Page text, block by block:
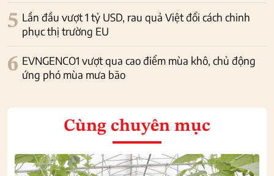
5 Lần đầu vượt 1 tỷ USD, rau quả Việt đổi cách chinh
phục thị trường EU
6 EVNGENCO1 vượt qua cao điểm mùa khô, chủ động
ứng phó mùa mưa bão
Cùng chuyên mục